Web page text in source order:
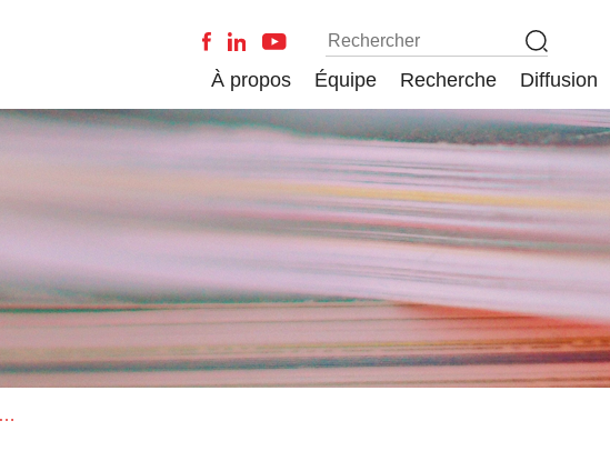
À propos Équipe Recherche Diffusion
Canadian Journal of Education/Revue canadienne de l'éducation